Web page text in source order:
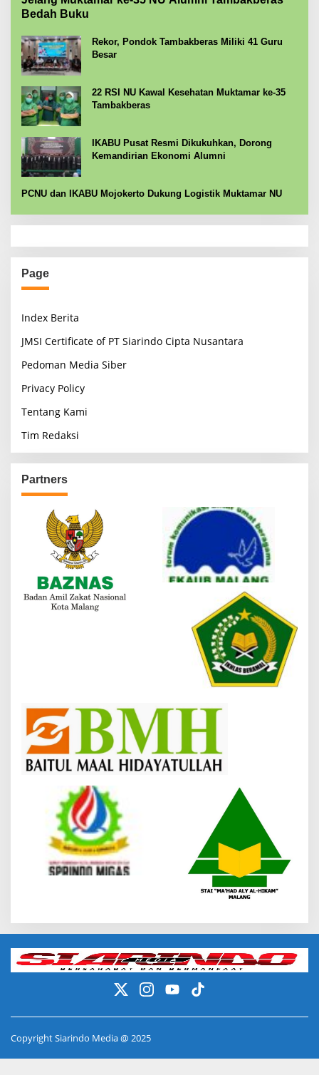
Bedah Buku
Rekor, Pondok Tambakberas Miliki 41 Guru
Besar
22 RSI NU Kawal Kesehatan Muktamar ke-35
Tambakberas
IKABU Pusat Resmi Dikukuhkan, Dorong
Kemandirian Ekonomi Alumni
PCNU dan IKABU Mojokerto Dukung Logistik Muktamar NU
Page
Index Berita
JMSI Certificate of PT Siarindo Cipta Nusantara
Pedoman Media Siber
Privacy Policy
Tentang Kami
Tim Redaksi
Partners
Copyright Siarindo Media @ 2025